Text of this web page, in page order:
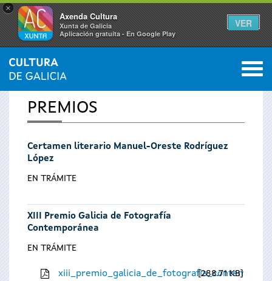
×
Axenda Cultura
Xunta de Galicia
Aplicación gratuíta - En Google Play
VER
Se
encuentra
usted
aquí
INICIO 0
PREMIOS
Certamen literario Manuel-Oreste Rodríguez
López
EN TRÁMITE
XIII Premio Galicia de Fotografía
Contemporánea
EN TRÁMITE
288.71 KB